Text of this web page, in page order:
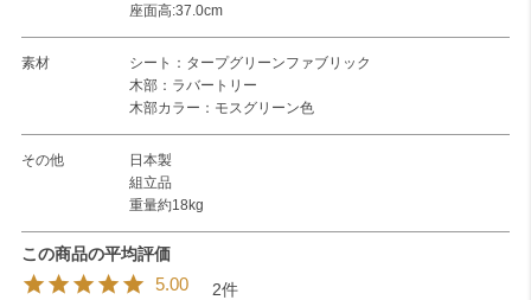
座面高:37.0cm
素材
シート：タープグリーンファブリック
木部：ラバートリー
木部カラー：モスグリーン色
その他
日本製
組立品
重量約18kg
5.00 2